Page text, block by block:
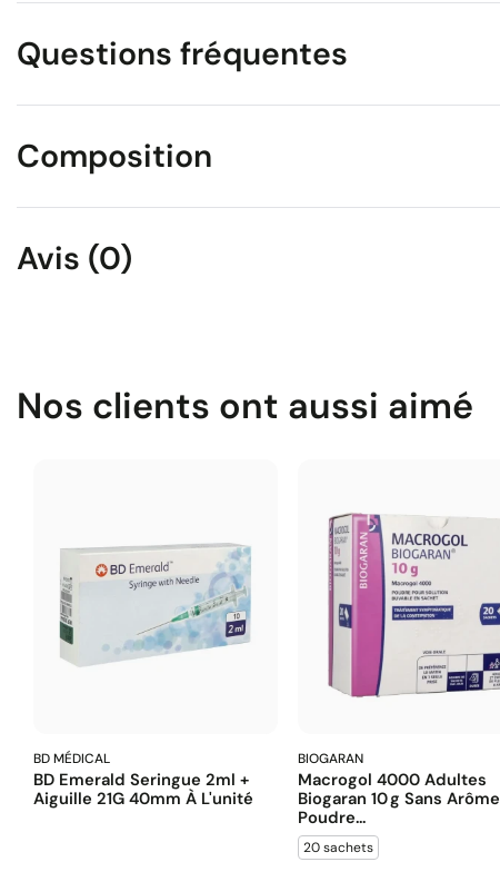
Questions fréquentes
Composition
Avis (0)
Nos clients ont aussi aimé
BD MÉDICAL
BD Emerald Seringue 2ml +
Aiguille 21G 40mm À L'unité
BIOGARAN
Macrogol 4000 Adultes
Biogaran 10 G Sans Arôme
Poudre...
20 sachets